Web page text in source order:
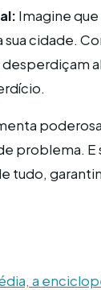
Imagine que
cidade.
problema. E
tudo,
a